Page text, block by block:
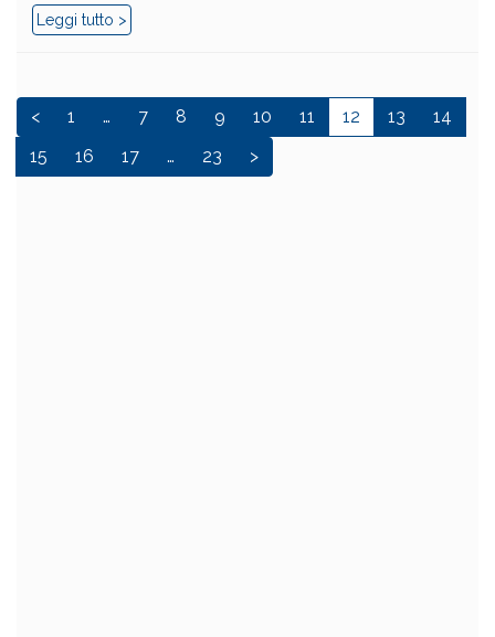
Leggi tutto >
< 1 … 7 8 9 10 11 12 13
14
15
16 17 … 23 >